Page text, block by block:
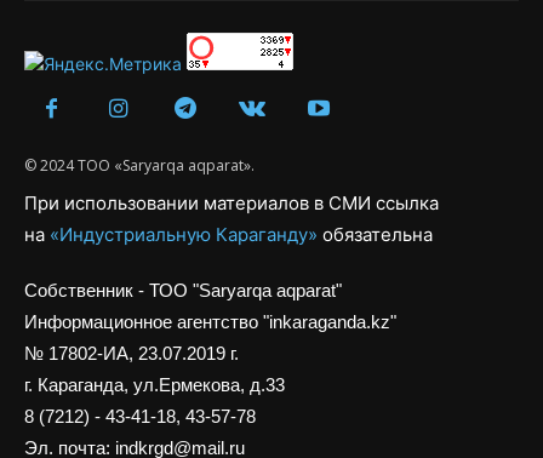
© 2024 ТОО «Saryarqa aqparat».
При использовании материалов в СМИ ссылка
на «Индустриальную Караганду» обязательна
Собственник - ТОО "Saryarqa aqparat"
Информационное агентство "inkaraganda.kz"
№ 17802-ИА, 23.07.2019 г.
г. Караганда, ул.Ермекова, д.33
8 (7212) - 43-41-18, 43-57-78
Эл. почта: indkrgd@mail.ru